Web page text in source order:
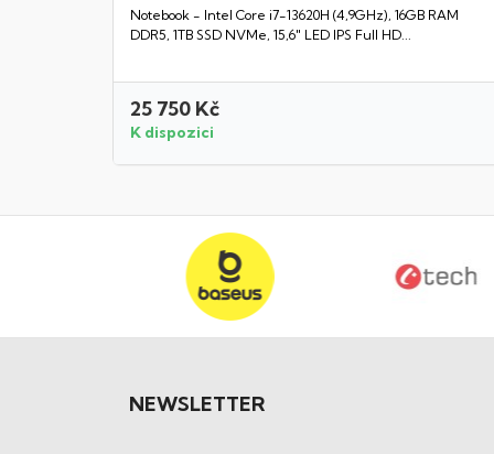
Rychlý náhled
Notebook - Intel Core i7-13620H (4,9GHz), 16GB RAM
DDR5, 1TB SSD NVMe, 15,6" LED IPS Full HD...
25 750 Kč
K dispozici
NEWSLETTER